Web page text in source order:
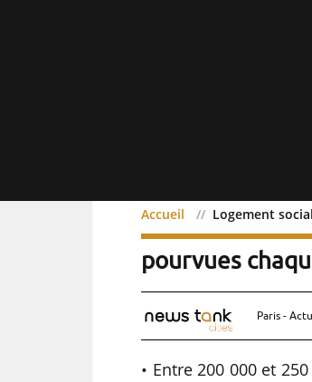
Accueil Logement
Logement
pourvues
Paris -
• Entre 200 000 et